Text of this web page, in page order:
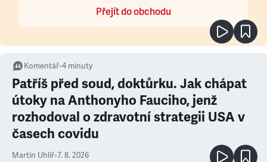
Přejít do obchodu
Komentář•4 minuty
Patříš před soud, doktůrku. Jak chápat
útoky na Anthonyho Fauciho, jenž
rozhodoval o zdravotní strategii USA v
časech covidu
Martin Uhlíř•7. 8. 2026